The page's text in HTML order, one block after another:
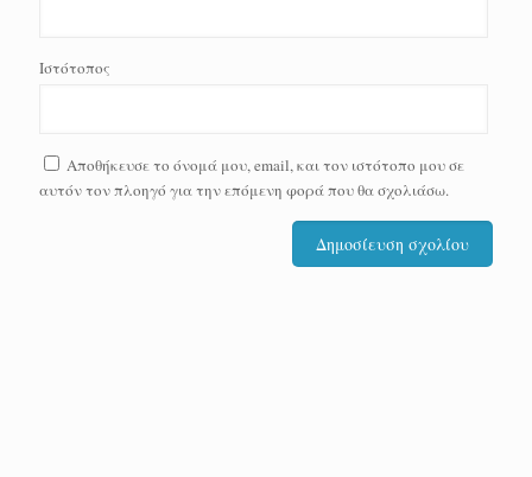
Ιστότοπος
Αποθήκευσε το όνομά μου, email, και τον ιστότοπο μου σε
αυτόν τον πλοηγό για την επόμενη φορά που θα σχολιάσω.